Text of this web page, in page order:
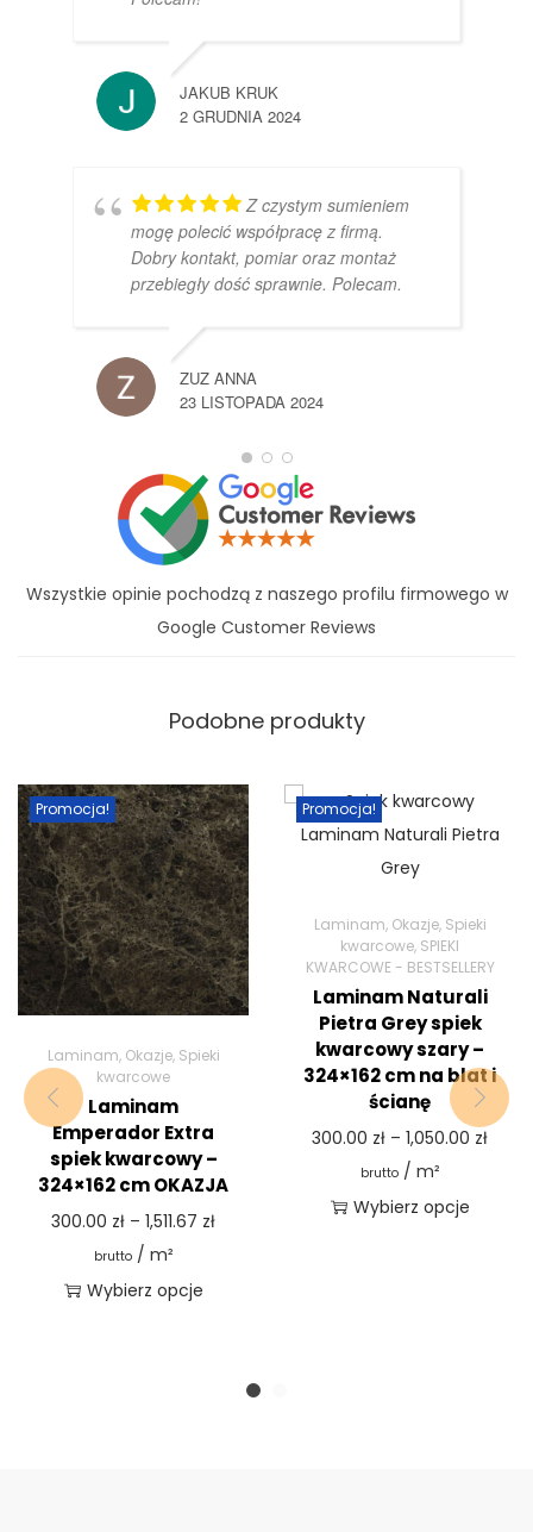
JAKUB KRUK
2 GRUDNIA 2024
Z czystym sumieniem
mogę polecić współpracę z firmą.
Dobry kontakt, pomiar oraz montaż
przebiegły dość sprawnie. Polecam.
ZUZ ANNA
23 LISTOPADA 2024
Wszystkie opinie pochodzą z naszego profilu firmowego w
Google Customer Reviews
Podobne produkty
Promocja!
Laminam, Okazje, Spieki
kwarcowe
Laminam
Emperador Extra
spiek kwarcowy –
324×162 cm OKAZJA
300.00 zł – 1,511.67 zł
brutto/ m²
Wybierz opcje
Promocja!
Laminam, Okazje, Spieki
kwarcowe, SPIEKI
KWARCOWE - BESTSELLERY
Laminam Naturali
Pietra Grey spiek
kwarcowy szary –
324×162 cm na blat i
ścianę
300.00 zł – 1,050.00 zł
brutto/ m²
Wybierz opcje